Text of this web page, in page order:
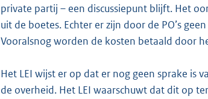
private partij – een discussiepunt blijft. Het
uit de boetes. Echter er zijn door de PO’s
Vooralsnog worden de kosten betaald door
Het LEI wijst er op dat er nog geen sprake is
de overheid. Het LEI waarschuwt dat dit op